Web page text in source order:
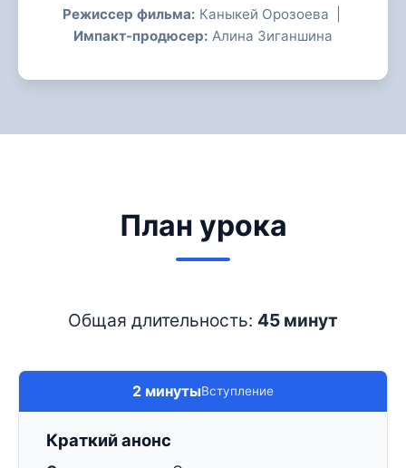
Режиссер фильма: Каныкей Орозоева |
Импакт-продюсер: Алина Зиганшина
План урока
Общая длительность: 45 минут
2 минутыВступление
Краткий анонс